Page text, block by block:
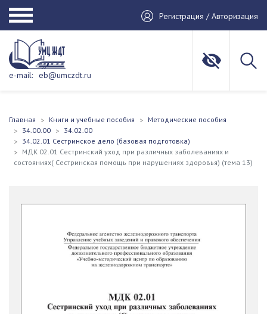
Регистрация / Авторизация
e-mail: eb@umczdt.ru
Главная Книги и учебные пособия
Методические пособия
34.00.00
34.02.00
34.02.01 Сестринское дело (базовая подготовка)
МДК 02.01 Сестринский уход при различных заболеваниях и
состояниях( Сестринская помощь при нарушениях здоровья) (тема 13)